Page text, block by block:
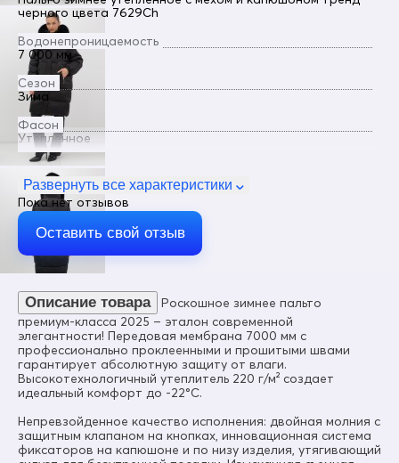
черного цвета 7629Ch
Водонепроницаемость
7 000 мм
Сезон
Зима
Фасон
Утепленное
Пол
Женский
Цвет
Черный
Материал
Мембранные материалы, Полиэстер, Плащевка, Болонь,
Экологичные материалы
Состав
100% Полиэстер
Материал подкладки
Полиэстер
Материал подкладки капюшона
Мех песец/Полиэстер
Материал подкладки кармана
Полиэстер
Развернуть все характеристики
Пока нет отзывов
Оставить свой отзыв
Описание товара
Роскошное зимнее пальто
премиум-класса 2025 – эталон современной
элегантности! Передовая мембрана 7000 мм с
профессионально проклеенными и прошитыми швами
гарантирует абсолютную защиту от влаги.
Высокотехнологичный утеплитель 220 г/м² создает
идеальный комфорт до -22°C.
Непревзойденное качество исполнения: двойная молния с
защитным клапаном на кнопках, инновационная система
фиксаторов на капюшоне и по низу изделия, утягивающий